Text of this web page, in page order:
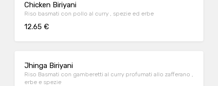
Chicken Biriyani
Riso basmati con pollo al curry , spezie ed erbe
12.65 €
Jhinga Biriyani
Riso Basmati con gamberetti al curry profumati allo zafferano ,
erbe e spezie